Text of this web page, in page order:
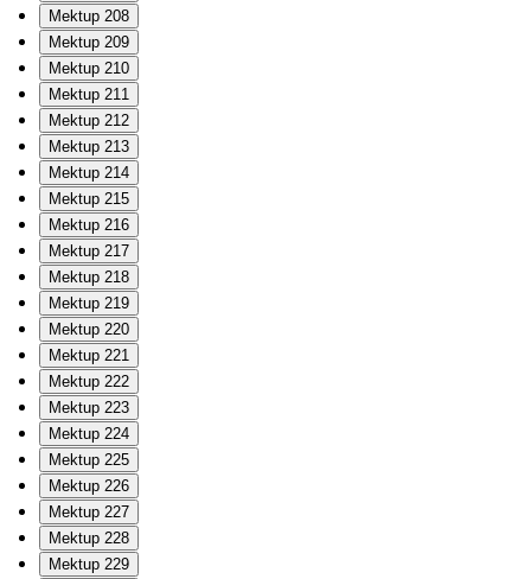
Mektup 208
Mektup 209
Mektup 210
Mektup 211
Mektup 212
Mektup 213
Mektup 214
Mektup 215
Mektup 216
Mektup 217
Mektup 218
Mektup 219
Mektup 220
Mektup 221
Mektup 222
Mektup 223
Mektup 224
Mektup 225
Mektup 226
Mektup 227
Mektup 228
Mektup 229